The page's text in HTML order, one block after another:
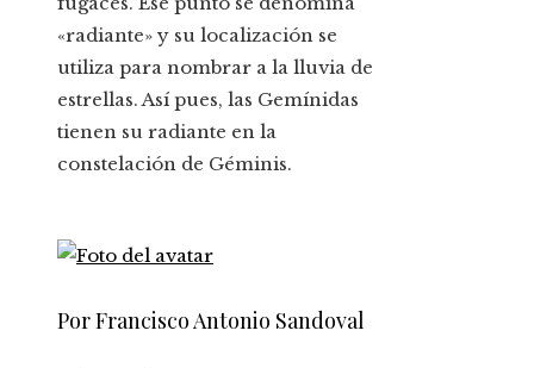
«radiante» y su localización se
utiliza para nombrar a la lluvia de
estrellas. Así pues, las Gemínidas
tienen su radiante en la
constelación de Géminis.
Por Francisco Antonio Sandoval